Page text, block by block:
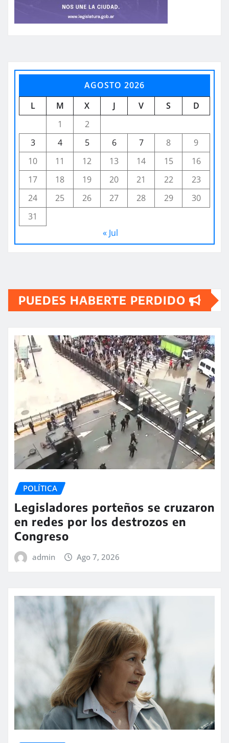
AGOSTO 2026
L
M X J V S
D
1
2
3
4 5 6 7 8
9
10
11 12 13 14 15
16
17
18 19 20 21 22
23
24
25 26 27 28 29
30
31
« Jul
PUEDES HABERTE PERDIDO
POLÍTICA
Legisladores porteños se cruzaron
en redes por los destrozos en
Congreso
admin Ago 7, 2026